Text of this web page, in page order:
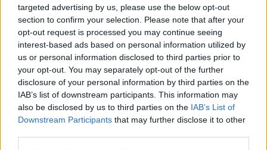
targeted advertising by us, please use the below opt-out
section to confirm your selection. Please note that after your
opt-out request is processed you may continue seeing
interest-based ads based on personal information utilized by
us or personal information disclosed to third parties prior to
your opt-out. You may separately opt-out of the further
disclosure of your personal information by third parties on the
IAB’s list of downstream participants. This information may
also be disclosed by us to third parties on the IAB’s List of
Downstream Participants that may further disclose it to other